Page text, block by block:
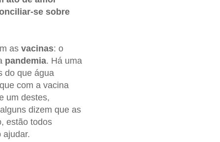
se sobre
as vacinas: o
pandemia. Há uma
do que água
com a vacina
um destes,
dizem que as
estão todos
ajudar.